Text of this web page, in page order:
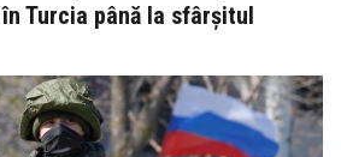
Turcia până la sfârșitul